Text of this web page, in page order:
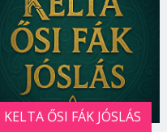
KELTA ŐSI FÁK JÓSLÁS